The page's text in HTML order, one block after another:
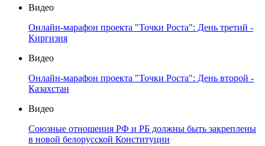
Видео
Онлайн-марафон проекта "Точки Роста": День третий -
Киргизия
Видео
Онлайн-марафон проекта "Точки Роста": День второй -
Казахстан
Видео
Союзные отношения РФ и РБ должны быть закреплены
в новой белорусской Конституции